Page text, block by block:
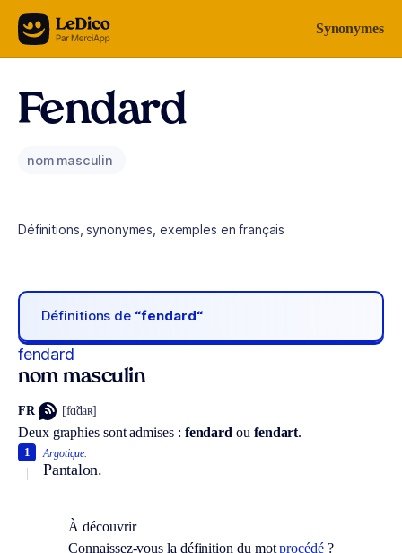
Aller au contenu Synonymes
Fendard
nom masculin
Définitions, synonymes, exemples en français
Définitions de “fendard“
fendard
nom masculin
FR [fɑ̃daʀ]
Deux graphies sont admises : fendard ou fendart.
Argotique.
Pantalon.
1
À découvrir
Connaissez-vous la définition du motprocédé?